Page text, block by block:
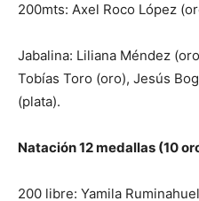
200mts: Axel Roco López
Jabalina: Liliana Méndez
Tobías Toro (oro), Jesús
(plata).
Natación 12 medallas (10
200 libre: Yamila